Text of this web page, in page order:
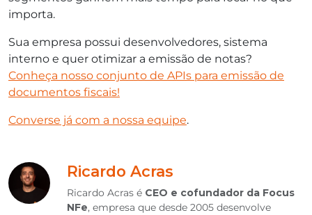
importa.
Sua empresa possui desenvolvedores, sistema
interno e quer otimizar a emissão de notas?
Conheça nosso conjunto de APIs para emissão de
documentos fiscais!
Converse já com a nossa equipe.
Ricardo Acras
Ricardo Acras é CEO e cofundador da Focus
NFe, empresa que desde 2005 desenvolve